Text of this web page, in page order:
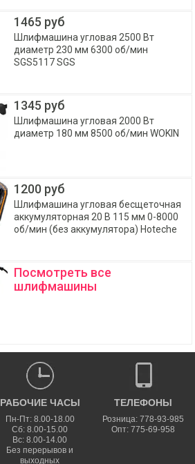
1465 руб
Шлифмашина угловая 2500 Вт
диаметр 230 мм 6300 об/мин
SGS5117 SGS
1345 руб
Шлифмашина угловая 2000 Вт
диаметр 180 мм 8500 об/мин WOKIN
1200 руб
Шлифмашина угловая бесщеточная
аккумуляторная 20 В 115 мм 0-8000
об/мин (без аккумулятора) Hoteche
Посмотреть все
шлифмашины
РАБОЧИЕ ЧАСЫ
Пн-Пт: 8.00-18.00
Сб: 8.00-15.00
Вс: 8.00-14.00
Без перерывов и
выходных
ТЕЛЕФОНЫ
Розница: 778-93-985
Опт: 775-69-958